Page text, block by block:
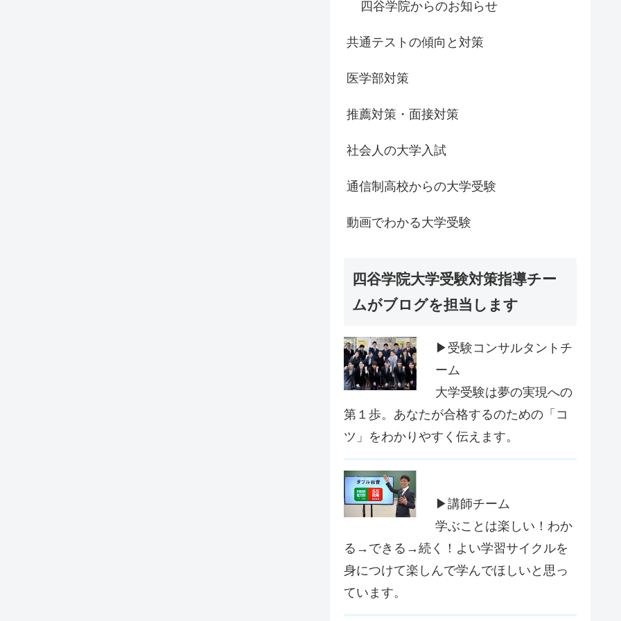
四谷学院からのお知らせ
共通テストの傾向と対策
医学部対策
推薦対策・面接対策
社会人の大学入試
通信制高校からの大学受験
動画でわかる大学受験
四谷学院大学受験対策指導チー
ムがブログを担当します
▶受験コンサルタントチ
ーム
大学受験は夢の実現への
第１歩。あなたが合格するのための「コ
ツ」をわかりやすく伝えます。
▶講師チーム
学ぶことは楽しい！わか
る→できる→続く！よい学習サイクルを
身につけて楽しんで学んでほしいと思っ
ています。